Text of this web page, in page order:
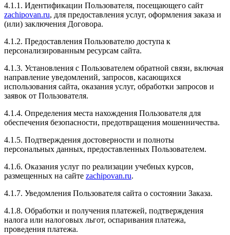
качественно. Общительный и вежливый человек.
Приятный собеседник. Цена/ качество проделанной
работы на высшем уровне!
Рейтинг отзыва:5
Очень хороший чип тюниг автомобилей, все делают
привлекательные , сотрудники доброжелательные и
вежливые. Рекомендую всем
Рейтинг отзыва:5
Долго думая я решил Чиповать своё авто и обратился
качественно, мастерство на высшем уровне! После
чипирования я заметил как машина стала намного
лучьше разгонятся и прибавилась тяга, очень
4.1.1. Идентификации Пользователя, посещающего сайт
zachipovan.ru, для предоставления услуг, оформления заказа и
(или) заключения Договора.
4.1.2. Предоставления Пользователю доступа к
персонализированным ресурсам сайта.
4.1.3. Установления с Пользователем обратной связи, включая
направление уведомлений, запросов, касающихся
использования сайта, оказания услуг, обработки запросов и
заявок от Пользователя.
4.1.4. Определения места нахождения Пользователя для
обеспечения безопасности, предотвращения мошенничества.
4.1.5. Подтверждения достоверности и полноты
персональных данных, предоставленных Пользователем.
4.1.6. Оказания услуг по реализации учебных курсов,
размещенных на сайте zachipovan.ru.
4.1.7. Уведомления Пользователя сайта о состоянии Заказа.
4.1.8. Обработки и получения платежей, подтверждения
налога или налоговых льгот, оспаривания платежа,
проведения платежа.